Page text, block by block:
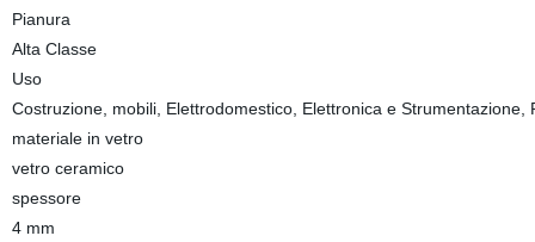
Pianura
Alta Classe
Uso
Costruzione, mobili, Elettrodomestico, Elettronica e
materiale in vetro
vetro ceramico
spessore
4 mm